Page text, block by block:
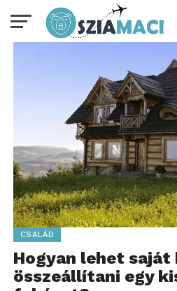
CSALÁD
Hogyan lehet saját
összeállítani egy